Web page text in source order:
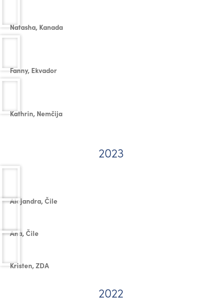
Natasha, Kanada
Fanny, Ekvador
Kathrin, Nemčija
2023
Alejandra, Čile
Ana, Čile
Kristen, ZDA
2022